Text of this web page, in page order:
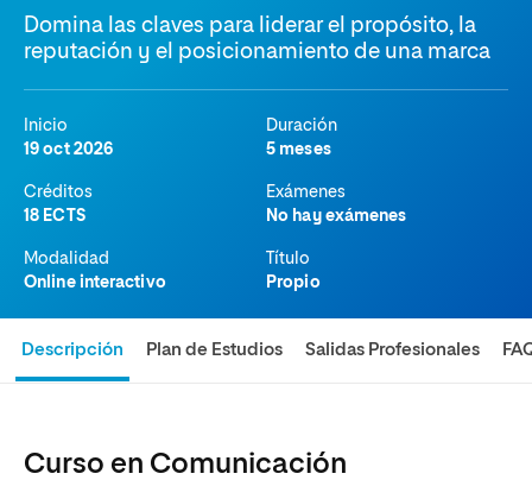
Domina las claves para liderar el propósito, la
reputación y el posicionamiento de una marca
Inicio
19 oct 2026
Duración
5 meses
Créditos
18 ECTS
Exámenes
No hay exámenes
Modalidad
Online interactivo
Título
Propio
Descripción Plan de Estudios Salidas Profesionales
Curso en Comunicación